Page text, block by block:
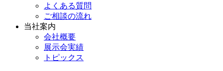
よくある質問
ご相談の流れ
当社案内
会社概要
展示会実績
トピックス